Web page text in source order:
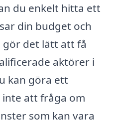
du enkelt hitta ett
din budget och
det lätt att få
aktörer i
kan göra ett
att fråga om
som kan vara